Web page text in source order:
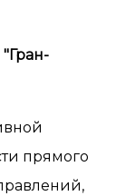
прямого